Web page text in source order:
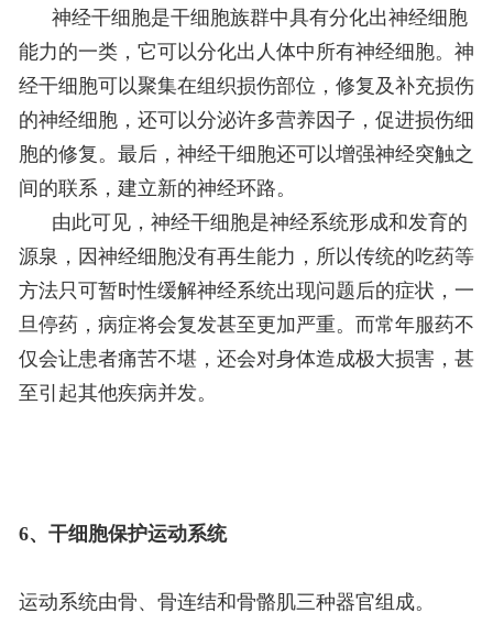
神经干细胞是干细胞族群中具有分化出神经细胞
能力的一类，它可以分化出人体中所有神经细胞。神
经干细胞可以聚集在组织损伤部位，修复及补充损伤
的神经细胞，还可以分泌许多营养因子，促进损伤细
胞的修复。最后，神经干细胞还可以增强神经突触之
间的联系，建立新的神经环路。
由此可见，神经干细胞是神经系统形成和发育的
源泉，因神经细胞没有再生能力，所以传统的吃药等
方法只可暂时性缓解神经系统出现问题后的症状，一
旦停药，病症将会复发甚至更加严重。而常年服药不
仅会让患者痛苦不堪，还会对身体造成极大损害，甚
至引起其他疾病并发。
6、干细胞保护运动系统
运动系统由骨、骨连结和骨骼肌三种器官组成。